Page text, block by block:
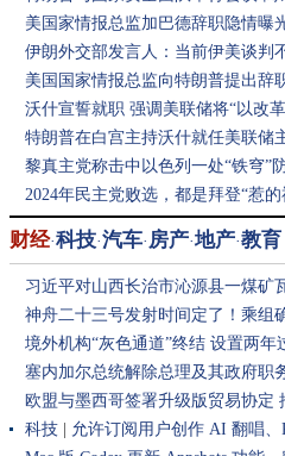
美国家情报总监加巴德辞职隐情曝
伊朗外交部发言人：当前伊美谈判
美国国家情报总监向特朗普提出辞
沃什宣誓就职 强调美联储将“以改
特朗普在白宫主持沃什就任美联储
黎真主党称击中以色列一处“铁穹”
2024年民主党败选，都是拜登“惹的
财经·科技·汽车· 房产·地产·教育
习近平对山西长治市沁源县一煤矿
神舟二十三号发射时间定了！乘组
（香港籍）
境外机构“灰色通道”终结 设置两
塞内加尔总统解除总理及其政府职
欧盟与墨西哥签署升级版贸易协定
科技
允许订阅用户创作 AI 翻唱